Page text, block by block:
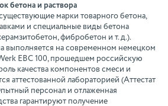
бетона и раствора
марки товарного бетона,
и специальные виды бетона
фибробетон и т. д.).
выполняется на современном немецком
EBC 100, прошедшем российскую
качества компонентов смеси и
аттестованной лабораторией (Аттестат
персонал и отлаженная
гарантируют получение